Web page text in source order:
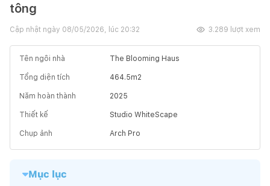
tông
Cập nhật ngày 08/05/2026, lúc 20:32 3.289 lượt xem
Tên ngôi nhà The Blooming Haus
Tổng diện tích 464.5m2
Năm hoàn thành 2025
Thiết kế Studio WhiteScape
Chụp ảnh Arch Pro
Mục lục